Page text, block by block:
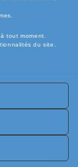
tout moment.
du site.
légales
RGPD
retours